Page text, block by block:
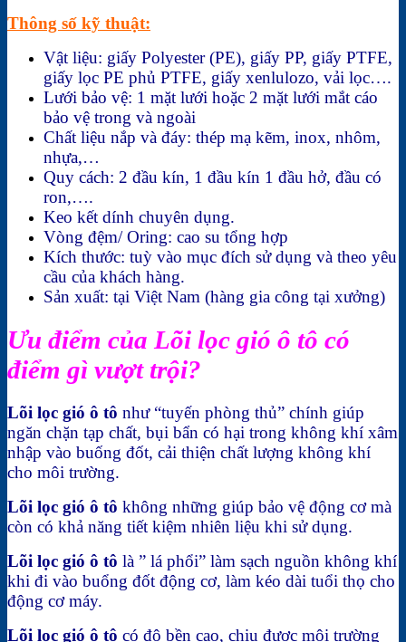
Thông số kỹ thuật:
Vật liệu: giấy Polyester (PE), giấy PP, giấy PTFE,
giấy lọc PE phủ PTFE, giấy xenlulozo, vải lọc….
Lưới bảo vệ: 1 mặt lưới hoặc 2 mặt lưới mắt cáo
bảo vệ trong và ngoài
Chất liệu nắp và đáy: thép mạ kẽm, inox, nhôm,
nhựa,…
Quy cách: 2 đầu kín, 1 đầu kín 1 đầu hở, đầu có
ron,….
Keo kết dính chuyên dụng.
Vòng đệm/ Oring: cao su tổng hợp
Kích thước: tuỳ vào mục đích sử dụng và theo yêu
cầu của khách hàng.
Sản xuất: tại Việt Nam (hàng gia công tại xưởng)
Ưu điểm của Lõi lọc gió ô tô có
điểm gì vượt trội?
Lõi lọc gió ô tô như “tuyến phòng thủ” chính giúp
ngăn chặn tạp chất, bụi bẩn có hại trong không khí xâm
nhập vào buống đốt, cải thiện chất lượng không khí
cho môi trường.
Lõi lọc gió ô tô không những giúp bảo vệ động cơ mà
còn có khả năng tiết kiệm nhiên liệu khi sử dụng.
Lõi lọc gió ô tô là ” lá phổi” làm sạch nguồn không khí
khi đi vào buổng đốt động cơ, làm kéo dài tuổi thọ cho
động cơ máy.
Lõi lọc gió ô tô có độ bền cao, chịu được môi trường